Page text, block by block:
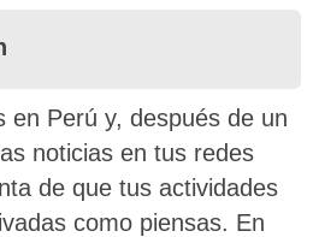
en Perú y, después de un
noticias en tus redes
de que tus actividades
como piensas. En